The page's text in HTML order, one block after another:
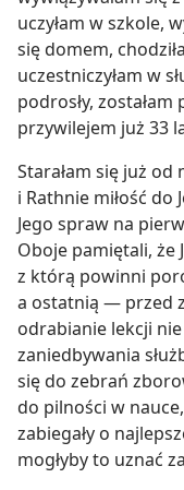
uczyłam w szkole,
się domem,
uczestniczyłam w
podrosły,
przywilejem już 33
Starałam się już
i Rathnie miłość
Jego spraw na
Oboje pamiętali, że
z którą powinni
a ostatnią — przed
odrabianie lekcji
zaniedbywania
się do zebrań
do pilności w
zabiegały o
mogłyby to uznać